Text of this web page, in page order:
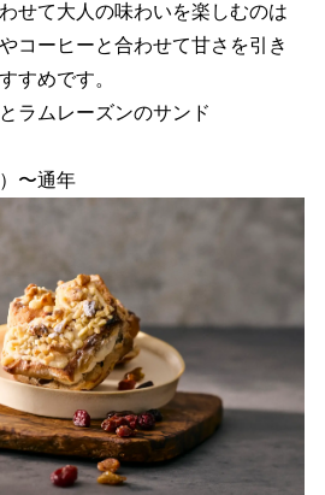
せて大人の味わいを楽しむのは
コーヒーと合わせて甘さを引き
すめです。
ラムレーズンのサンド
〜通年